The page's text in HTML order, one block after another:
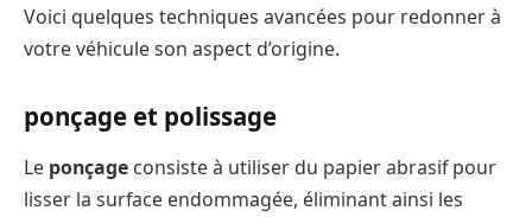
Voici quelques techniques avancées pour redonner à
votre véhicule son aspect d’origine.
ponçage et polissage
Le ponçage consiste à utiliser du papier abrasif pour
lisser la surface endommagée, éliminant ainsi les